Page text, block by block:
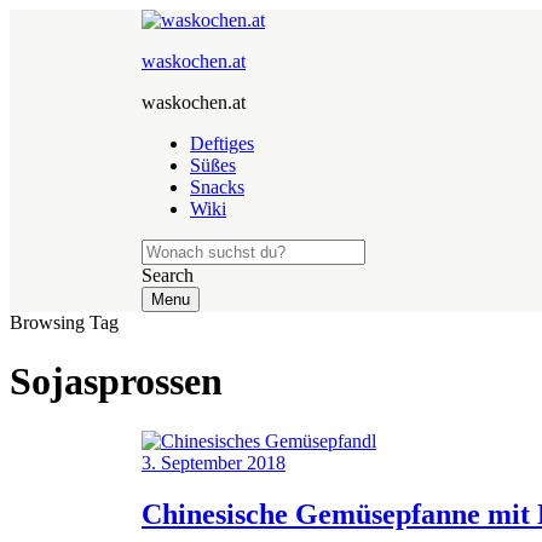
waskochen.at
waskochen.at
Deftiges
Süßes
Snacks
Wiki
Search
Menu
Browsing Tag
Sojasprossen
3. September 2018
Chinesische Gemüsepfanne mit